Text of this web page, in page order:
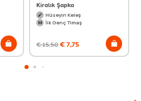
Kiralık Şapka
Hüseyin Keleş
İlk Genç Timaş
€15,50€7,75